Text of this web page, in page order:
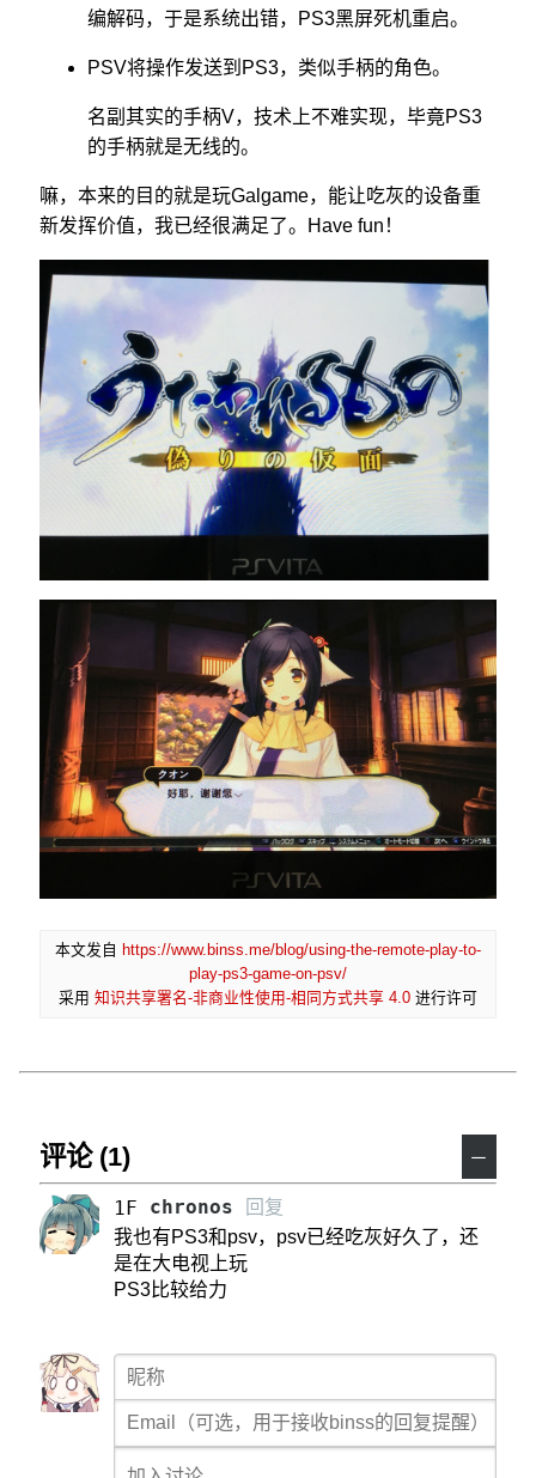
编解码，于是系统出错，PS3黑屏死机重启。
PSV将操作发送到PS3，类似手柄的角色。
名副其实的手柄V，技术上不难实现，毕竟PS3
的手柄就是无线的。
嘛，本来的目的就是玩Galgame，能让吃灰的设备重
新发挥价值，我已经很满足了。Have fun！
本文发自 https://www.binss.me/blog/using-the-remote-play-to-
play-ps3-game-on-psv/
采用 知识共享署名-非商业性使用-相同方式共享 4.0进行许可
评论 (1) －
1F chronos 回复
我也有PS3和psv，psv已经吃灰好久了，还
是在大电视上玩
PS3比较给力